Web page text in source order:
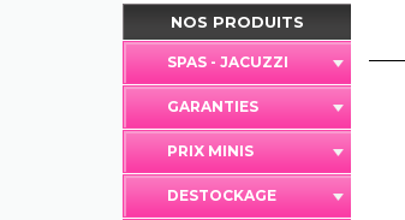
NOS PRODUITS
SPAS - JACUZZI
GARANTIES
PRIX MINIS
DESTOCKAGE